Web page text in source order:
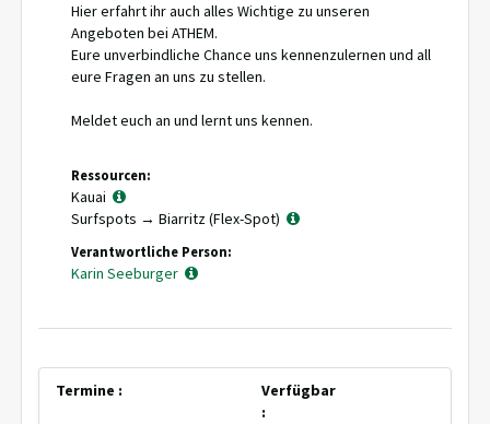
Hier erfahrt ihr auch alles Wichtige zu unseren
Angeboten bei ATHEM.
Eure unverbindliche Chance uns kennenzulernen und all
eure Fragen an uns zu stellen.
Meldet euch an und lernt uns kennen.
Ressourcen:
Kauai
Surfspots → Biarritz (Flex-Spot)
Verantwortliche Person:
Karin Seeburger
Termine :
Verfügbar
: